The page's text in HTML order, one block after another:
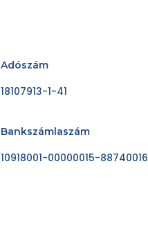
Adószám
18107913-1-41
Bankszámlaszám
10918001-00000015-88740016